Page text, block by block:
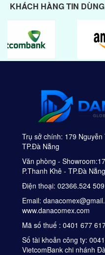
KHÁCH HÀNG TIN DÙNG
Trụ sở chính: 179
TP.Đà Nẵng
Văn phòng -
P.Thanh Khê - TP.Đà Nẵng
Điện thoại: 02366.524
Email:
www.danacomex.com
Mã số thuế : 0401 677
Số tài khoản công ty:
VietcomBank chi nhánh